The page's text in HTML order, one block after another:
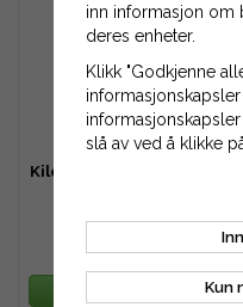
Kilereim B140 - 3556 mm (Li)
516 kr
LEGG TIL HANDLEKURV
inn informasjon om
deres enheter.
Klikk "Godkjenne
slå av ved å klikke
Kun